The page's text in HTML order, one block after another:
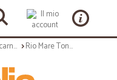
Pesce e carne in scatola Rio Mare Tonno all'Olio di Oliva kg.1